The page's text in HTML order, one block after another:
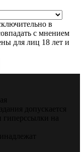
в
с мнением
для лиц 18 лет и
допускается
гиперссылки на